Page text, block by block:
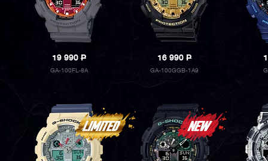
19 990P
GA-100FL-8A
16 990P
GA-100GGB-1A9